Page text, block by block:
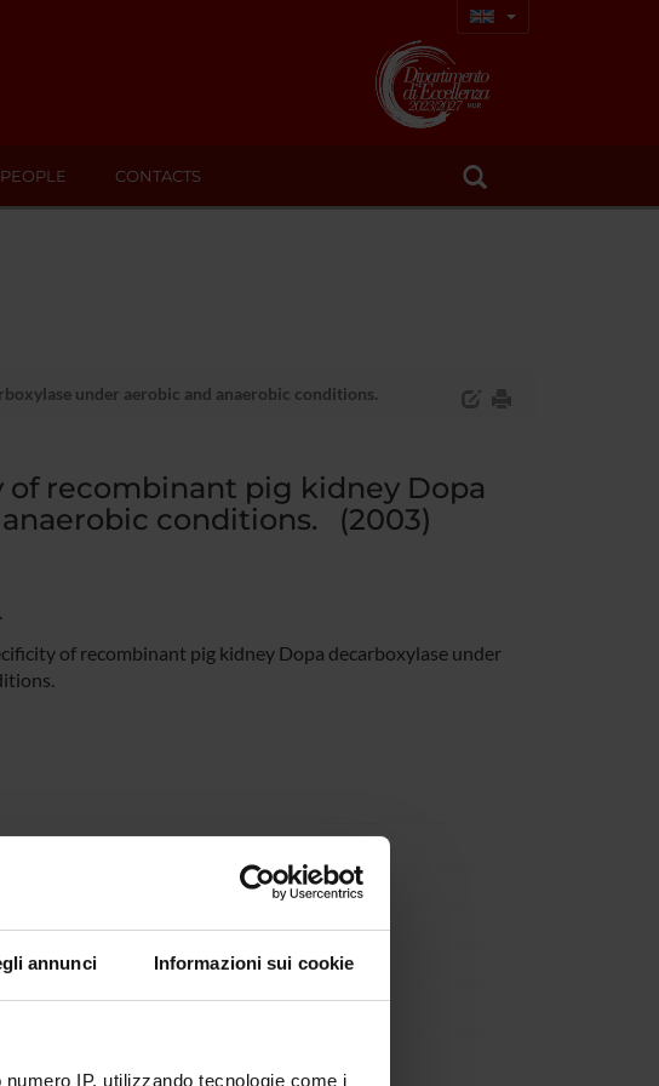
annunci Informazioni sui cookie
IP, utilizzando tecnologie come i
PEOPLE CONTACTS
under aerobic and anaerobic conditions.
recombinant pig kidney Dopa
conditions. (2003)
of recombinant pig kidney Dopa decarboxylase under